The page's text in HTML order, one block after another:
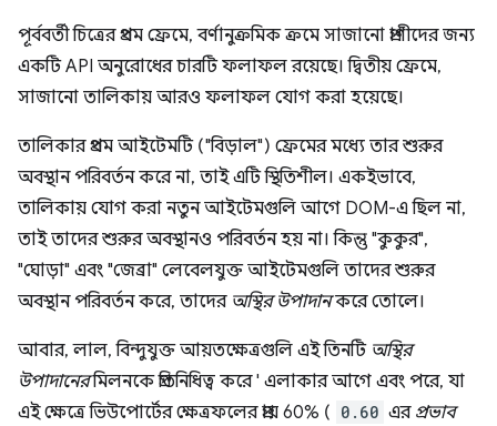
পূর্ববর্তী চিত্রের প্রথম ফ্রেমে, বর্ণানুক্রমিক ক্রমে সাজানো প্রাণীদের জন্য
একটি API অনুরোধের চারটি ফলাফল রয়েছে। দ্বিতীয় ফ্রেমে,
সাজানো তালিকায় আরও ফলাফল যোগ করা হয়েছে।
তালিকার প্রথম আইটেমটি ("বিড়াল") ফ্রেমের মধ্যে তার শুরুর
অবস্থান পরিবর্তন করে না, তাই এটি স্থিতিশীল। একইভাবে,
তালিকায় যোগ করা নতুন আইটেমগুলি আগে DOM-এ ছিল না,
তাই তাদের শুরুর অবস্থানও পরিবর্তন হয় না। কিন্তু "কুকুর",
"ঘোড়া" এবং "জেব্রা" লেবেলযুক্ত আইটেমগুলি তাদের শুরুর
অবস্থান পরিবর্তন করে, তাদের অস্থির উপাদানকরে তোলে।
আবার, লাল, বিন্দুযুক্ত আয়তক্ষেত্রগুলি এই তিনটি অস্থির
উপাদানেরমিলনকে প্রতিনিধিত্ব করে ' এলাকার আগে এবং পরে, যা
এই ক্ষেত্রে ভিউপোর্টের ক্ষেত্রফলের প্রায় 60% ( 0.60 এর প্রভাব